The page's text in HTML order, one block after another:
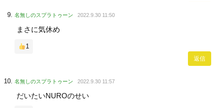
名無しのスプラトゥーン 2022.9.30 11:50
まさに気休め
1
返信
名無しのスプラトゥーン 2022.9.30 11:57
だいたいNUROのせい